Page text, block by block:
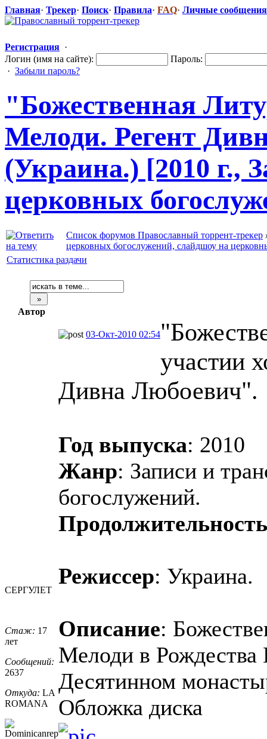
Главная· Трекер· Поиск· Правила· FAQ· Личные сообщения
Регистрация ·
Логин (имя на сайте):
Пароль:
· Забыли пароль?
"Божеств​енная
Мелоди. Регент
(Украина.) [2010 г.,
церковных
Список форумов Православный торрент-трекер
церковных богослужений, слайдшоу на
Статистика раздачи
Автор
СЕРГУЛЕТ
Стаж: 17
лет
Сообщений:
2637
Откуда: LA
ROMANA
03-Окт-2010 02:54
участии
Дивна Любоевич".
Год выпуска: 2010
Жанр: Записи и
богослужений.
Продолжительность
Режиссер: Украина.
Описание:
Мелоди в Рождества
Десятинном
Обложка диска